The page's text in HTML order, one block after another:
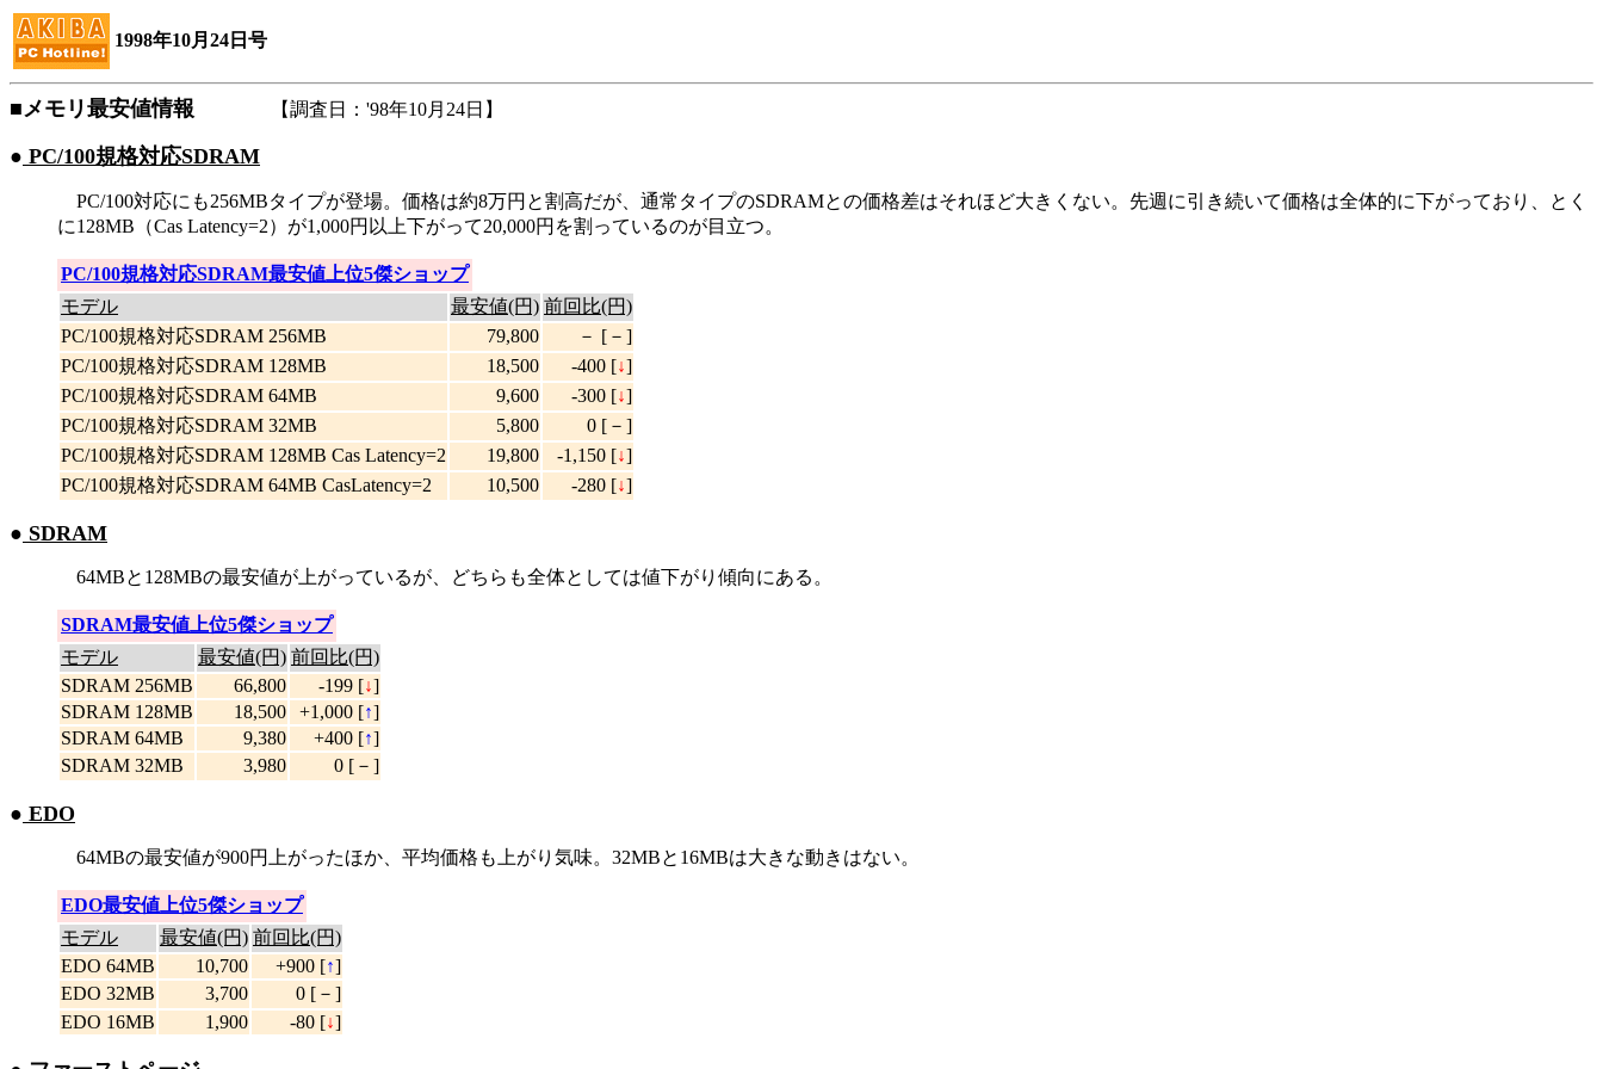
1998年10月24日号
■メモリ最安値情報 【調査日：'98年10月24日】
● PC/100規格対応SDRAM
PC/100対応にも256MBタイプが登場。価格は約8万円と割高だが、通常タイプのSDRAMとの価格差はそれほど大きくない。先週に引き続いて価格は全体的に下がっており、とく
に128MB（Cas Latency=2）が1,000円以上下がって20,000円を割っているのが目立つ。
PC/100規格対応SDRAM最安値上位5傑ショップ
モデル
最安値(円) 前回比(円)
PC/100規格対応SDRAM 256MB
79,800
－ [－]
PC/100規格対応SDRAM 128MB
18,500 -400 [↓]
PC/100規格対応SDRAM 64MB
9,600 -300 [↓]
PC/100規格対応SDRAM 32MB
5,800
0 [－]
PC/100規格対応SDRAM 128MB Cas Latency=2
19,800 -1,150 [↓]
PC/100規格対応SDRAM 64MB CasLatency=2
10,500 -280 [↓]
● SDRAM
64MBと128MBの最安値が上がっているが、どちらも全体としては値下がり傾向にある。
SDRAM最安値上位5傑ショップ
モデル
最安値(円) 前回比(円)
SDRAM 256MB
66,800 -199 [↓]
SDRAM 128MB
18,500 +1,000 [↑]
SDRAM 64MB
9,380 +400 [↑]
SDRAM 32MB
3,980 0 [－]
● EDO
64MBの最安値が900円上がったほか、平均価格も上がり気味。32MBと16MBは大きな動きはない。
EDO最安値上位5傑ショップ
モデル
最安値(円) 前回比(円)
EDO 64MB
10,700 +900 [↑]
EDO 32MB
3,700
0 [－]
EDO 16MB
1,900 -80 [↓]